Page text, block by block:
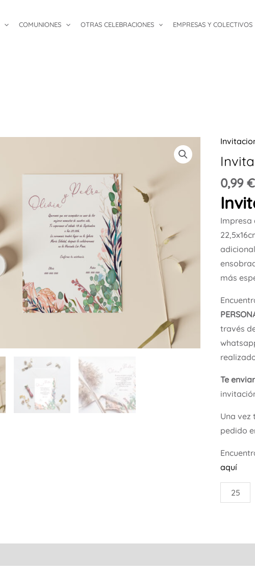
COMUNIONES OTRAS CELEBRACIONES EMPRESAS Y COLECTIVOS
0,99€
Impresa
más
través
Te
Una
pedido
aquí
Donna